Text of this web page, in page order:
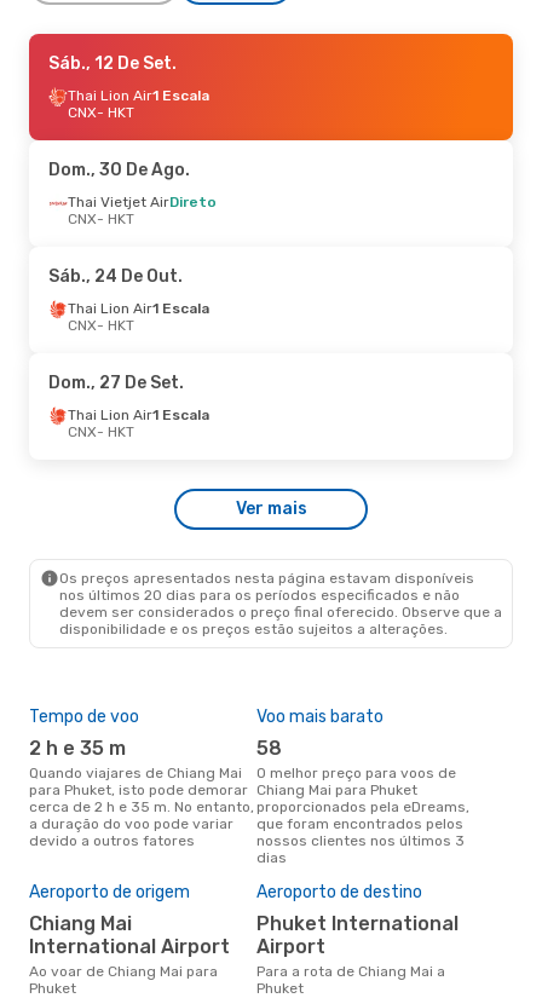
Qui., 27 De Ago.
Thai Vietjet Air1 Escala
CNX- HKT
HKT- CNX
Qui., 1 De Out.- Sáb., 3 De Out.
Thai Vietjet AirDireto
HKT - CNX
Sáb., 12 De Set.
Thai Lion Air1 Escala
CNX- HKT
Dom., 30 De Ago.
Thai Vietjet AirDireto
CNX- HKT
Sáb., 24 De Out.
Thai Lion Air1 Escala
CNX- HKT
Dom., 27 De Set.
Thai Lion Air1 Escala
CNX- HKT
Ver mais
Os preços apresentados nesta página estavam disponíveis
nos últimos 20 dias para os períodos especificados e não
devem ser considerados o preço final oferecido. Observe que a
disponibilidade e os preços estão sujeitos a alterações.
Tempo de voo
2 h e 35 m
Quando viajares de Chiang Mai
para Phuket, isto pode demorar
cerca de 2 h e 35 m. No entanto,
a duração do voo pode variar
devido a outros fatores
Voo mais barato
58
O melhor preço para voos de
Chiang Mai para Phuket
proporcionados pela eDreams,
que foram encontrados pelos
nossos clientes nos últimos 3
dias
Aeroporto de origem
Chiang Mai
International Airport
Ao voar de Chiang Mai para
Phuket
Aeroporto de destino
Phuket International
Airport
Para a rota de Chiang Mai a
Phuket